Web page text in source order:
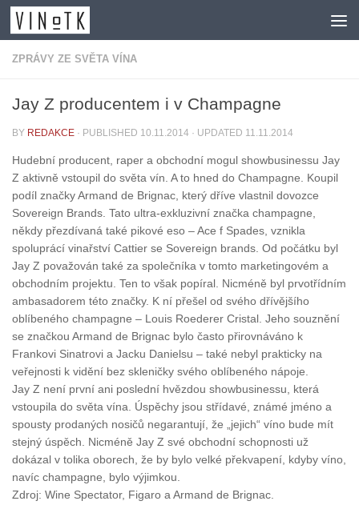
Skip to content
ZPRÁVY ZE SVĚTA VÍNA
Jay Z producentem i v Champagne
BY REDAKCE · PUBLISHED 10.11.2014 · UPDATED 11.11.2014
Hudební producent, raper a obchodní mogul showbusinessu Jay
Z aktivně vstoupil do světa vín. A to hned do Champagne. Koupil
podíl značky Armand de Brignac, který dříve vlastnil dovozce
Sovereign Brands. Tato ultra-exkluzivní značka champagne,
někdy přezdívaná také pikové eso – Ace f Spades, vznikla
spoluprácí vinařství Cattier se Sovereign brands. Od počátku byl
Jay Z považován také za společníka v tomto marketingovém a
obchodním projektu. Ten to však popíral. Nicméně byl prvotřídním
ambasadorem této značky. K ní přešel od svého dřívějšího
oblíbeného champagne – Louis Roederer Cristal. Jeho souznění
se značkou Armand de Brignac bylo často přirovnáváno k
Frankovi Sinatrovi a Jacku Danielsu – také nebyl prakticky na
veřejnosti k vidění bez skleničky svého oblíbeného nápoje.
Jay Z není první ani poslední hvězdou showbusinessu, která
vstoupila do světa vína. Úspěchy jsou střídavé, známé jméno a
spousty prodaných nosičů negarantují, že „jejich“ víno bude mít
stejný úspěch. Nicméně Jay Z své obchodní schopnosti už
dokázal v tolika oborech, že by bylo velké překvapení, kdyby víno,
navíc champagne, bylo výjimkou.
Zdroj: Wine Spectator, Figaro a Armand de Brignac.